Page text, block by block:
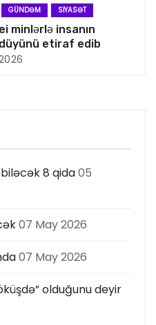
GÜNDƏM SIYASƏT
minlərlə insanın
etiraf edib
biləcək 8 qida05
07 May 2026
07 May 2026
olduğunu deyir